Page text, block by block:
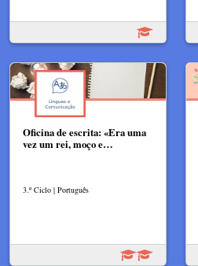
Oficina de escrita: «Era uma
vez um rei, moço e…
3.º Ciclo | Português